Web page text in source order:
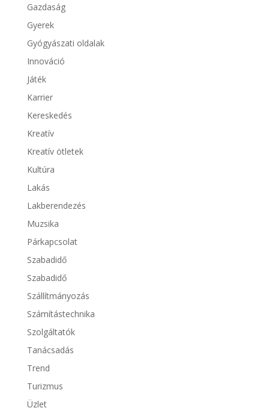
Gazdaság
Gyerek
Gyógyászati oldalak
Innováció
Játék
Karrier
Kereskedés
Kreatív
Kreatív ötletek
Kultúra
Lakás
Lakberendezés
Muzsika
Párkapcsolat
Szabadidő
Szabadidő
Szállítmányozás
Számítástechnika
Szolgáltatók
Tanácsadás
Trend
Turizmus
Üzlet